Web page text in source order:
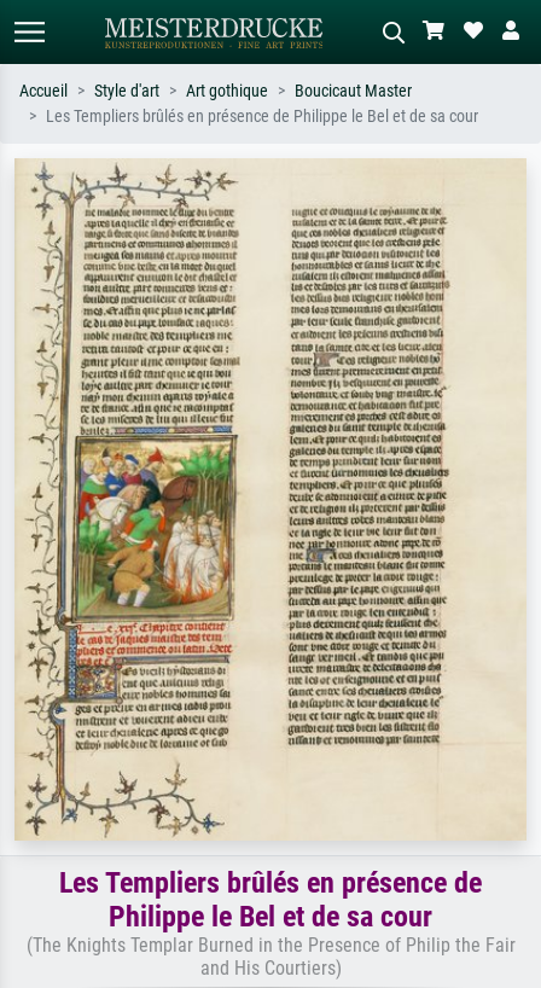
Recherchez par artiste, titre ou style –
ex. Monet, Nuit étoilée,
impressionnisme, vague de Hokusai,
nu.
abstrait avec beaucoup de rouge,
tableau sombre, nu debout près d'un
arbre.
Accueil Style d'art Art gothique
Boucicaut Master
Les Templiers brûlés en présence de Philippe le Bel et de sa cour
Les Templiers brûlés en présence de
Philippe le Bel et de sa cour
(The Knights Templar Burned in the Presence of Philip the Fair
and His Courtiers)